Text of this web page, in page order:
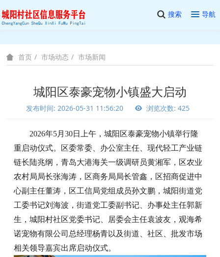
搜索 导航
首页 市场动态 市场新闻
城阳区泰豪宠物小镇盛大启动
发布时间: 2026-05-31 11:56:20 浏览次数: 425
2026年5月30日上午，城阳区泰豪宠物小镇举行隆
重启动仪式。区委常委、办公室主任、现代轻工产业链
链长陆兆纲，青岛大港海关一级调研员黄湘军，区农业
农村局局长张海涛，区商务局局长管鑫，区招商促进中
心副主任董涛，区工信局党组成员孙文鹏，城阳街道党
工委书记刘海波，街道党工委副书记、办事处主任郭新
生，城阳村社区党委书记、居委会主任袁波友，观海希
诺宠物有限公司总经理杨青以及街道、社区、批发市场
相关领导嘉宾出席启动仪式。